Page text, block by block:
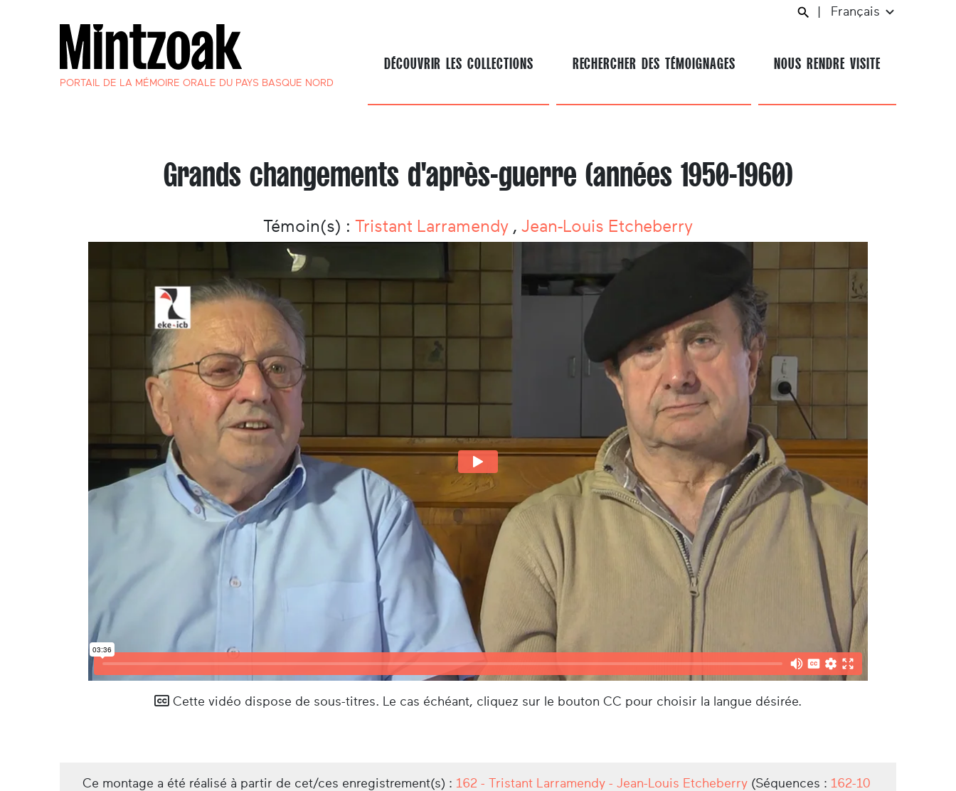
PORTAIL DE LA MÉMOIRE ORALE DU PAYS BASQUE NORD
Français
DÉCOUVRIR LES COLLECTIONS RECHERCHER DES TÉMOIGNAGES NOUS RENDRE VISITE
Grands changements d'après-guerre (années 1950-1960)
Témoin(s) : Tristant Larramendy , Jean-Louis Etcheberry
Cette vidéo dispose de sous-titres. Le cas échéant, cliquez sur le bouton CC pour choisir la langue désirée.
Ce montage a été réalisé à partir de cet/ces enregistrement(s) : 162 - Tristant Larramendy - Jean-Louis Etcheberry (Séquences : 162-10